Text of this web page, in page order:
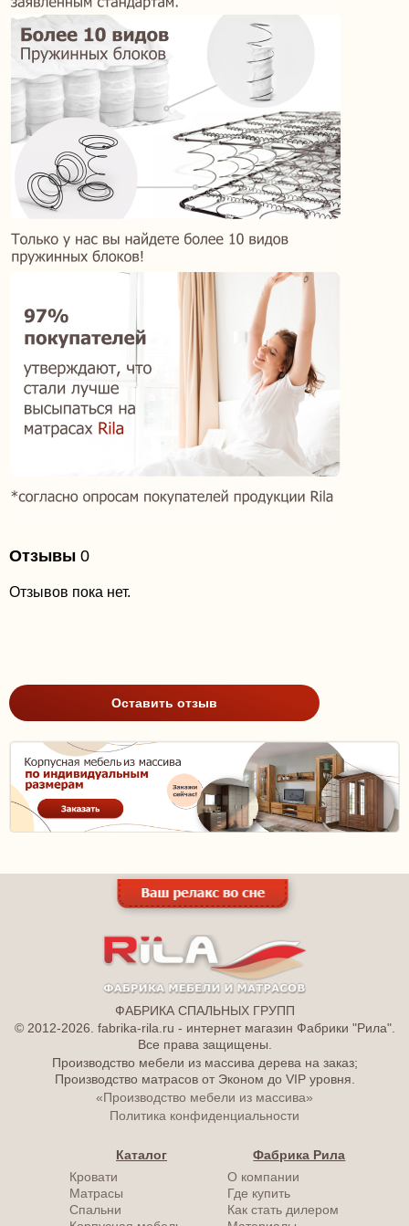
Отзывы 0
Отзывов пока нет.
Оставить отзыв
ФАБРИКА СПАЛЬНЫХ ГРУПП
© 2012-2026. fabrika-rila.ru - интернет магазин Фабрики "Рила".
Все права защищены.
Производство мебели из массива дерева на заказ;
Производство матрасов от Эконом до VIP уровня.
«Производство мебели из массива»
Политика конфиденциальности
Каталог
Кровати
Матрасы
Спальни
Фабрика Рила
О компании
Где купить
Как стать дилером